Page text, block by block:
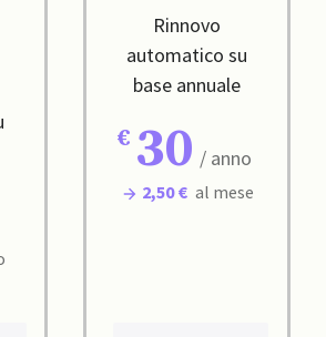
Rinnovo
automatico su
base annuale
30 / anno
2,50 € al mese